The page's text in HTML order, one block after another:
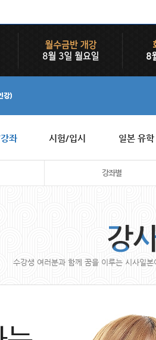
좌 시험/입시 일본 유학
강좌별
수강생 여러분과 함께 꿈을 이루는 시사일본